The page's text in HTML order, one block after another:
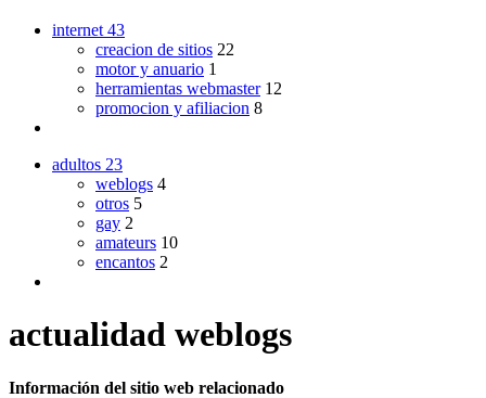
internet 43
creacion de sitios 22
motor y anuario 1
herramientas webmaster 12
promocion y afiliacion 8
adultos 23
weblogs 4
otros 5
gay 2
amateurs 10
encantos 2
actualidad weblogs
Información del sitio web relacionado